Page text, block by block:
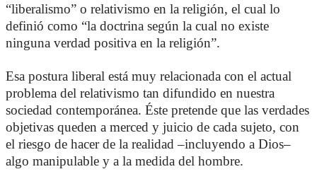
“liberalismo” o relativismo en la religión, el cual lo
definió como “la doctrina según la cual no existe
ninguna verdad positiva en la religión”.
Esa postura liberal está muy relacionada con el actual
problema del relativismo tan difundido en nuestra
sociedad contemporánea. Éste pretende que las verdades
objetivas queden a merced y juicio de cada sujeto, con
el riesgo de hacer de la realidad –incluyendo a Dios–
algo manipulable y a la medida del hombre.